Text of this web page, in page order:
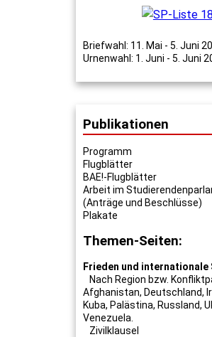
Briefwahl: 11. Mai - 5. Juni
Urnenwahl: 1. Juni - 5. Juni
Publikationen
Programm
Flugblätter
BAE!-Flugblätter
Arbeit im
(Anträge und Beschlüsse)
Plakate
Themen-Seiten:
Frieden und
Nach Region bzw.
Afghanistan, Deutschland,
Kuba, Palästina, Russland,
Venezuela
Zivilklausel